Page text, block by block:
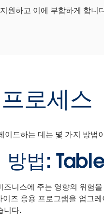
원하고 이에 부합하게 합니
로세스
드하는 데는 몇 가지 방법
방법:
니스에 주는 영향의 위험
즈 응용 프로그램을 업그
니다.